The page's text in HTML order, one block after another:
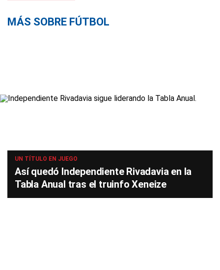
MÁS SOBRE FÚTBOL
UN TÍTULO EN JUEGO
Así quedó Independiente Rivadavia en la
Tabla Anual tras el truinfo Xeneize